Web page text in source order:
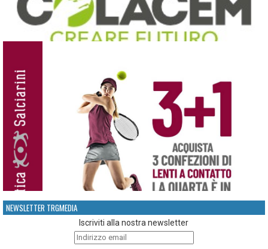
NEWSLETTER TRGMEDIA
Iscriviti alla nostra newsletter